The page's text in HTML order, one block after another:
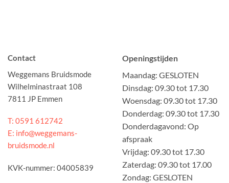
Contact
Weggemans Bruidsmode
Wilhelminastraat 108
7811 JP Emmen
T: 0591 612742
E: info@weggemans-
bruidsmode.nl
KVK-nummer: 04005839
Openingstijden
Maandag: GESLOTEN
Dinsdag: 09.30 tot 17.30
Woensdag: 09.30 tot 17.30
Donderdag: 09.30 tot 17.30
Donderdagavond: Op
afspraak
Vrijdag: 09.30 tot 17.30
Zaterdag: 09.30 tot 17.00
Zondag: GESLOTEN